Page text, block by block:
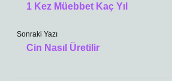
1 Kez Müebbet Kaç Yıl
Sonraki Yazı
Cin Nasıl Üretilir